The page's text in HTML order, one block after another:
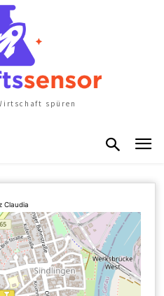
spüren
Claudia